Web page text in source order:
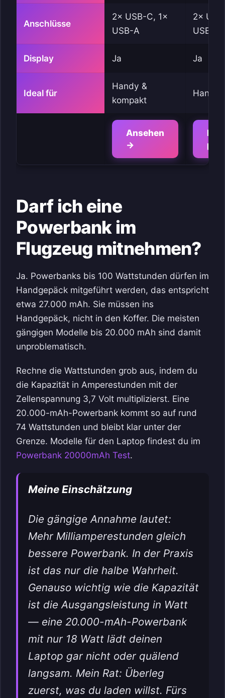
Anschlüsse
2× USB-C, 1×
USB-A
2×
USB-A
Display Ja Ja
Ideal für
Handy &
kompakt
Handy
Ansehen
→
Darf ich eine
Powerbank im
Flugzeug mitnehmen?
Ja. Powerbanks bis 100 Wattstunden dürfen im
Handgepäck mitgeführt werden, das entspricht
etwa 27.000 mAh. Sie müssen ins
Handgepäck, nicht in den Koffer. Die meisten
gängigen Modelle bis 20.000 mAh sind damit
unproblematisch.
Rechne die Wattstunden grob aus, indem du
die Kapazität in Amperestunden mit der
Zellenspannung 3,7 Volt multiplizierst. Eine
20.000-mAh-Powerbank kommt so auf rund
74 Wattstunden und bleibt klar unter der
Grenze. Modelle für den Laptop findest du im
Powerbank 20000mAh Test.
Meine Einschätzung
Die gängige Annahme lautet:
Mehr Milliamperestunden gleich
bessere Powerbank. In der Praxis
ist das nur die halbe Wahrheit.
Genauso wichtig wie die Kapazität
ist die Ausgangsleistung in Watt
— eine 20.000-mAh-Powerbank
mit nur 18 Watt lädt deinen
Laptop gar nicht oder quälend
langsam. Mein Rat: Überleg
zuerst, was du laden willst. Fürs